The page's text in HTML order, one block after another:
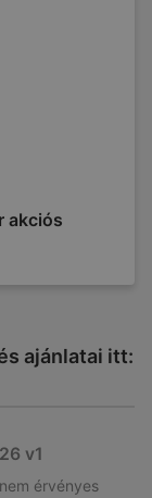
akciós
ajánlatai itt:
v1
érvényes